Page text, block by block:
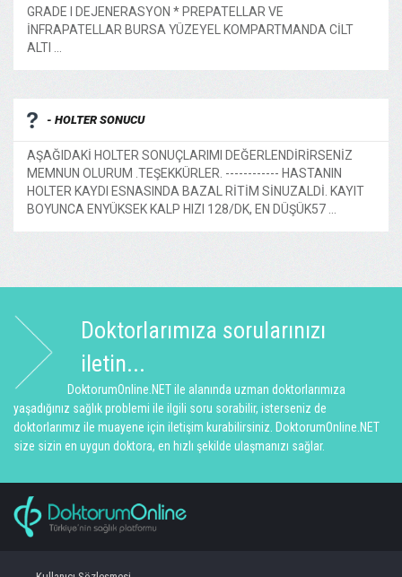
GRADE I DEJENERASYON * PREPATELLAR VE
İNFRAPATELLAR BURSA YÜZEYEL KOMPARTMANDA CİLT
ALTI ...
- HOLTER SONUCU
AŞAĞIDAKİ HOLTER SONUÇLARIMI DEĞERLENDİRİRSENİZ
MEMNUN OLURUM .TEŞEKKÜRLER. ------------ HASTANIN
HOLTER KAYDI ESNASINDA BAZAL RİTİM SİNUZALDİ. KAYIT
BOYUNCA ENYÜKSEK KALP HIZI 128/DK, EN DÜŞÜK57 ...
Doktorlarımıza sorularınızı
iletin...
DoktorumOnline.NET ile alanında uzman doktorlarımıza
yaşadığınız sağlık problemi ile ilgili soru sorabilir, isterseniz de
doktorlarımız ile muayene için iletişim kurabilirsiniz. DoktorumOnline.NET
size sizin en uygun doktora, en hızlı şekilde ulaşmanızı sağlar.